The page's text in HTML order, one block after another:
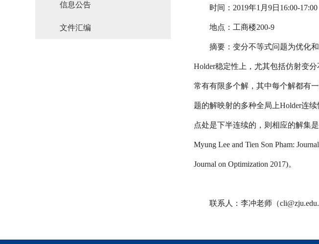
信息公告
文件汇编
时间： 2019年1 月 9日 16:00-17:00
地点：工商楼200-9
摘要：变分不等式问题为优化
Holder稳定性上，尤其包括仿射变
常有有限多个解，其中每个解都有
题的解映射的多种全局上Holder连续
点处是下半连续的，则相应的解集
Myung Lee and Tien Son Pham:
Journal on Optimization 2017)。
联系人：李冲老师（